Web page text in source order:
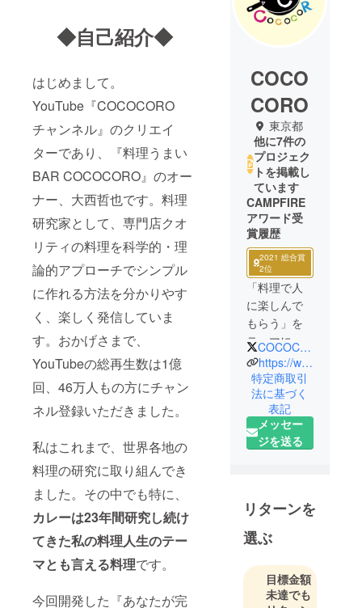
◆自己紹介◆
はじめまして。
YouTube『COCOCORO
チャンネル』のクリエイ
ターであり、『料理うまい
BAR COCOCORO』のオー
ナー、大西哲也です。料理
研究家として、専門店クオ
リティの料理を科学的・理
論的アプローチでシンプル
に作れる方法を分かりやす
く、楽しく発信していま
す。おかげさまで、
YouTubeの総再生数は1億
回、46万人もの方にチャン
ネル登録いただきました。
私はこれまで、世界各地の
料理の研究に取り組んでき
ました。その中でも特に、
カレーは23年間研究し続け
てきた私の料理人生のテー
マとも言える料理です。
今回開発した『あなたが完
COCO
CORO
東京都
他に7件の
プロジェク
トを掲載し
ています
CAMPFIRE
アワード受
賞履歴
2021 総合賞
2位
「料理で人
に楽しんで
もらう」を
テーマに、
様々な活動
を行うエン
タテイメン
ト・プロ
ジェクトで
す。飲食店
で動画を
使った情報
発信を中心
具のプロ
デュースや
COCOCORO_Ch
https://www.youtube.com/channel/UCBzHLiBZWSn7AmaW0AOAlWg
特定商取引
法に基づく
表記
メッセー
ジを送る
リターンを
選ぶ
目標金額
未達でも